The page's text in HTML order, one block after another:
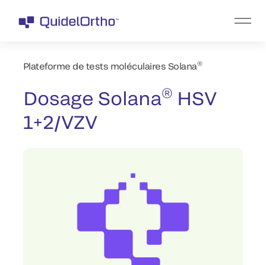
Plateforme de tests moléculaires Solana®
Dosage Solana® HSV
1+2/VZV